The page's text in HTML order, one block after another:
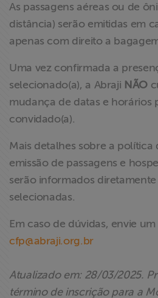
As passagens aéreas ou de
distância) serão emitidas em
apenas com direito a
Uma vez confirmada a
selecionado(a), a Abraji NÃO
mudança de datas e horários
convidado(a).
Mais detalhes sobre a política
emissão de passagens e
serão informados diretamente
selecionadas.
Em caso de dúvidas, envie
cfp@abraji.org.br
Atualizado em: 28/03/2025.
término de inscrição para a